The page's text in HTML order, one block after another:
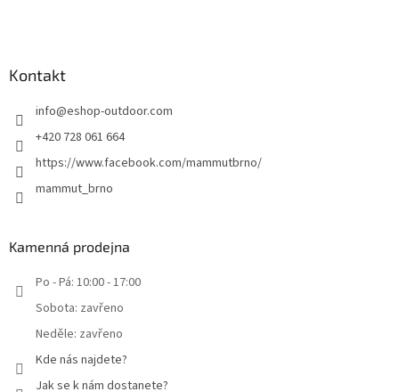
Kontakt
info@eshop-outdoor.com
+420 728 061 664
https://www.facebook.com/mammutbrno/
mammut_brno
Kamenná prodejna
Po - Pá: 10:00 - 17:00
Sobota: zavřeno
Neděle: zavřeno
Kde nás najdete?
Jak se k nám dostanete?